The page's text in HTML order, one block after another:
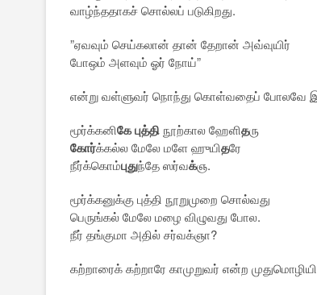
வாழ்ந்ததாகச் சொல்லப் படுகிறது.
”ஏவவும் செய்கலான் தான் தேறான் அவ்வுயிர்
போஒம் அளவும் ஓர் நோய்”
என்று வள்ளுவர் நொந்து கொள்வதைப் போலவே
மூர்க்கனிகேபுத்தி நூற்கால ஹேளிதரு
கோர்க்கல்ல மேலே மளே ஹுயிதரே
நீர்க்கொம்புதுந்தே ஸர்வக்ஞ.
மூர்க்கனுக்கு புத்தி நூறுமுறை சொல்வது
பெருங்கல் மேலே மழை விழுவது போல.
நீர் தங்குமா அதில் சர்வக்ஞா?
கற்றாரைக் கற்றாரே காமுறுவர் என்ற